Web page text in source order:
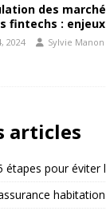
des
fintechs :
2024 Sylvie Manon
articles
étapes pour éviter